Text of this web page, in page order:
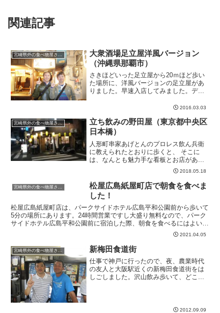
関連記事
大衆酒場足立屋洋風バージョン
（沖縄県那覇市）
さきほどいった足立屋から20ｍほど歩い
た場所に、洋風バージョンの足立屋があ
りました。早速入店してみました。デー
いないのですが、ここも千べろやってい
だし。沖縄に住んでいた...
2016.03.03
宮崎県外の食べ物屋さん。
立ち飲みの野田屋（東京都中央区
日本橋）
人形町串家あげとんのプロレス飲ん兵衛
に教えられたとおりに歩くと、 そこに
は、なんとも魅力手な看板とお店があり
ました。この雰囲気たまりません。もち
ろん突撃してきましたよーホットペッパ
ーグルメで立ち飲みの野田屋を見てみる
お店の中は酔客がたくさん...
2018.05.18
松屋広島紙屋町店で朝食を食べま
した！
松屋広島紙屋町店は、パークサイドホテル広島平和公園前から歩いて
5分の場所にあります。24時間営業ですし大盛り無料なので、パーク
サイドホテル広島平和公園前に宿泊した際、朝食を食べるにはよいと
思います。松屋広島紙屋町店 基本情報松屋広島紙屋町店... 2021.04.05
新梅田食道街
仕事で神戸に行ったので、夜、農業時代
の友人と大阪駅近くの新梅田食道街をは
しごしました。沢山飲み歩いて、どこで
2012.09.09